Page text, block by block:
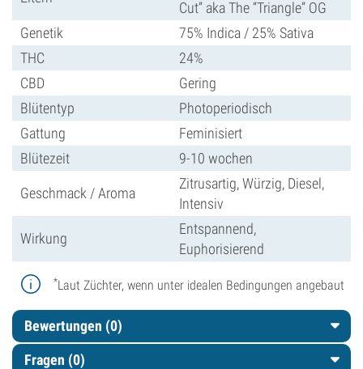
Cut” aka The “Triangle” OG
Genetik
75% Indica / 25% Sativa
THC
24%
CBD
Gering
Blütentyp
Photoperiodisch
Gattung
Feminisiert
Blütezeit
9-10 wochen
Geschmack / Aroma
Zitrusartig, Würzig, Diesel,
Intensiv
Wirkung
Entspannend,
Euphorisierend
*Laut Züchter, wenn unter idealen Bedingungen angebaut
Bewertungen (0)
Fragen (0)